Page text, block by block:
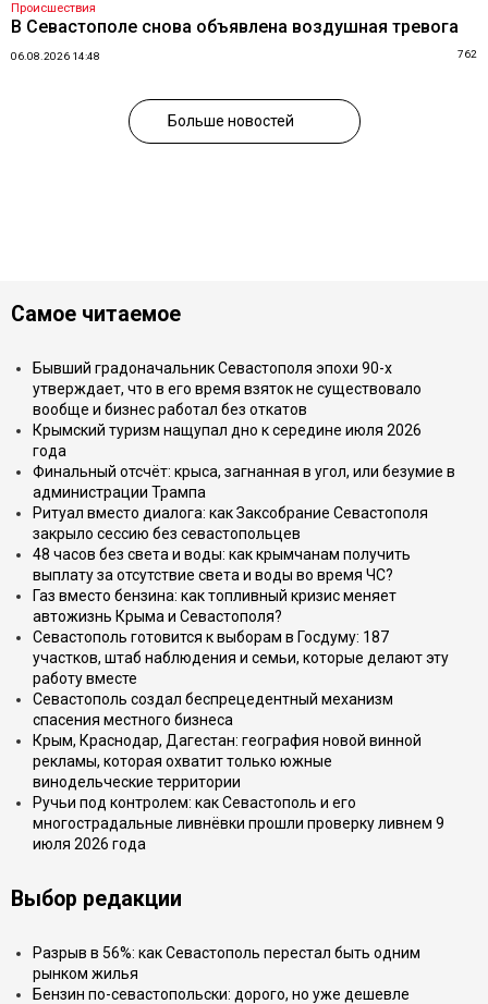
Происшествия
В Севастополе снова объявлена воздушная тревога
06.08.2026 14:48 762
Больше новостей
Самое читаемое
Бывший градоначальник Севастополя эпохи 90-х
утверждает, что в его время взяток не существовало
вообще и бизнес работал без откатов
Крымский туризм нащупал дно к середине июля 2026
года
Финальный отсчёт: крыса, загнанная в угол, или безумие в
администрации Трампа
Ритуал вместо диалога: как Заксобрание Севастополя
закрыло сессию без севастопольцев
48 часов без света и воды: как крымчанам получить
выплату за отсутствие света и воды во время ЧС?
Газ вместо бензина: как топливный кризис меняет
автожизнь Крыма и Севастополя?
Севастополь готовится к выборам в Госдуму: 187
участков, штаб наблюдения и семьи, которые делают эту
работу вместе
Севастополь создал беспрецедентный механизм
спасения местного бизнеса
Крым, Краснодар, Дагестан: география новой винной
рекламы, которая охватит только южные
винодельческие территории
Ручьи под контролем: как Севастополь и его
многострадальные ливнёвки прошли проверку ливнем 9
июля 2026 года
Выбор редакции
Разрыв в 56%: как Севастополь перестал быть одним
рынком жилья
Бензин по-севастопольски: дорого, но уже дешевле